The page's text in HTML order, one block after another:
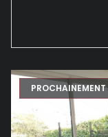
PROCHAINEMENT